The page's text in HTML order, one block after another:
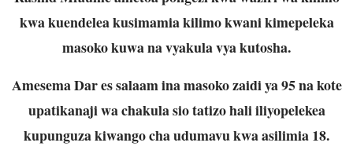
kwa kuendelea kusimamia kilimo kwani kimepeleka
masoko kuwa na vyakula vya kutosha.
Amesema Dar es salaam ina masoko zaidi ya 95 na kote
upatikanaji wa chakula sio tatizo hali iliyopelekea
kupunguza kiwango cha udumavu kwa asilimia 18.